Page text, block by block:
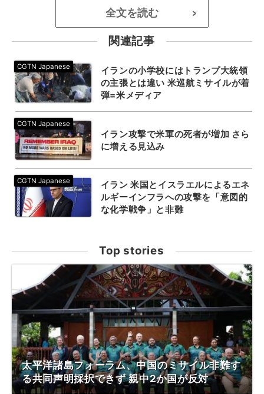
全文を読む >
関連記事
イランの小学校にはトランプ大統領
の主張とは違い 米巡航ミサイルが着
弾=米メディア
イラン攻撃で米軍の死者が増加 さら
に増える見込み
イラン 米国とイスラエルによるエネ
ルギーインフラへの攻撃を「意図的
な化学戦争」と非難
Top stories
太平洋諸島フォーラム、中国のミサイル非難す
る共同声明採択できず 親中2か国が反対